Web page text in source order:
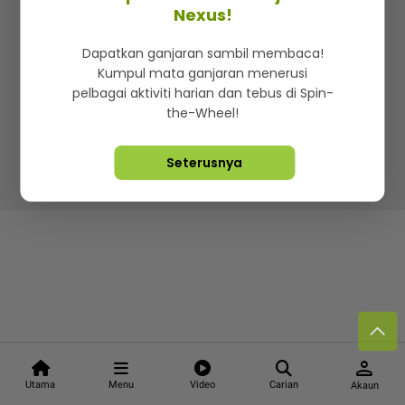
Utama Menu Video Carian
person
Akaun
Iklan di SMG360
Terma & Syarat Dasar Privasi
Lebih hot, viral dan sensasi
Hakcipta Terpelihara ©2026. Star Media Group Berhad
Nexus!
Dapatkan ganjaran sambil membaca!
Kumpul mata ganjaran menerusi
pelbagai aktiviti harian dan tebus di Spin-
the-Wheel!
Seterusnya